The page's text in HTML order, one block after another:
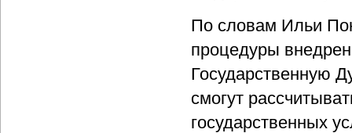
По словам Ильи
процедуры
Государственную
смогут
государственных